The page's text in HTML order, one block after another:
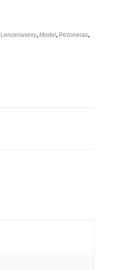
Lenceriasexy, Model, Pezoneras,